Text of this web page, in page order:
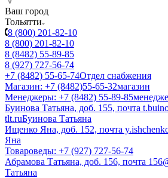
Ваш город
Тольятти
8 (800) 201-82-10
8 (800) 201-82-10
8 (8482) 55-89-85
8 (927) 727-56-74
+7 (8482) 55-65-74Отдел снабжения
Магазин: +7 (8482)55-65-32магазин
Менеджеры: +7 (8482) 55-89-85
Буинова Татьяна, доб. 155, почта
tlt.ruБуинова Татьяна
Ищенко Яна, доб. 152, почта
Яна
Товароведы: +7 (927) 727-56-74
Абрамова Татьяна, доб. 156, почта
Татьяна